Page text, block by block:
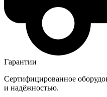
Гарантии
Сертифицированное
и надёжностью.